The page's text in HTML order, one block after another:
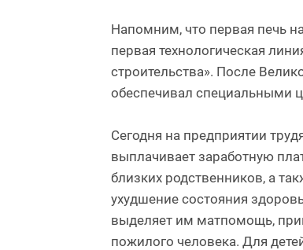
Напомним, что первая печь
первая технологическая
строительства». После
обеспечивал специальными
Сегодня на предприятии
выплачивает заработную
близких родственников, а
ухудшение состояния
выделяет им матпомощь,
пожилого человека. Для